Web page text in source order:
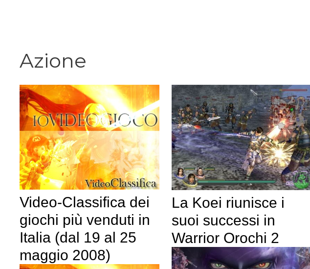
Azione
Video-Classifica dei
giochi più venduti in
Italia (dal 19 al 25
maggio 2008)
La Koei riunisce i
suoi successi in
Warrior Orochi 2